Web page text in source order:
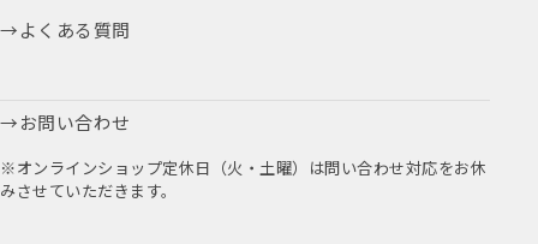
よくある質問
お問い合わせ
※オンラインショップ定休日（火・土曜）は問い合わせ対応をお休
みさせていただきます。